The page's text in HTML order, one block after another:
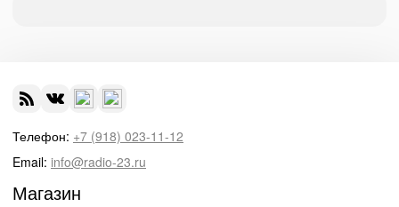
Телефон: +7 (918) 023-11-12
Email: info@radio-23.ru
Магазин